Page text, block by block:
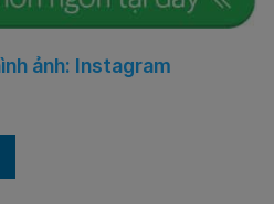
ảnh: Instagram